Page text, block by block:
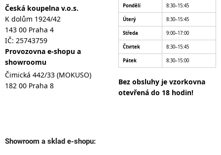
Česká koupelna v.o.s.
K dolům 1924/42
143 00 Praha 4
IČ: 25743759
Provozovna e-shopu a
showroomu
Čimická 442/33 (MOKUSO)
182 00 Praha 8
Pondělí 8:30–15:45
Úterý 8:30–15:45
Středa 9:00–17:00
Čtvrtek 8:30–15:45
Pátek 8:30–15:00
Bez obsluhy je vzorkovna
otevřená do 18 hodin!
Showroom a sklad e-shopu: